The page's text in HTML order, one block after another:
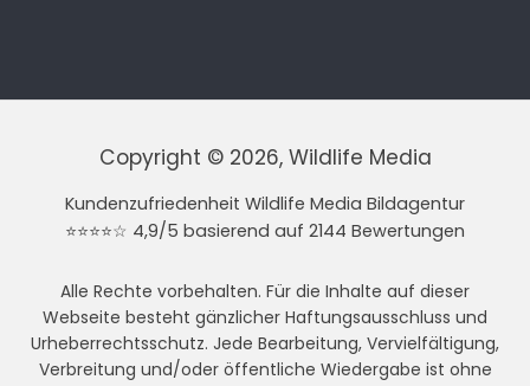
Copyright © 2026, Wildlife Media
Kundenzufriedenheit Wildlife Media Bildagentur
⭐⭐⭐⭐☆ 4,9/5 basierend auf 2144 Bewertungen
Alle Rechte vorbehalten. Für die Inhalte auf dieser
Webseite besteht gänzlicher Haftungsausschluss und
Urheberrechtsschutz. Jede Bearbeitung, Vervielfältigung,
Verbreitung und/oder öffentliche Wiedergabe ist ohne